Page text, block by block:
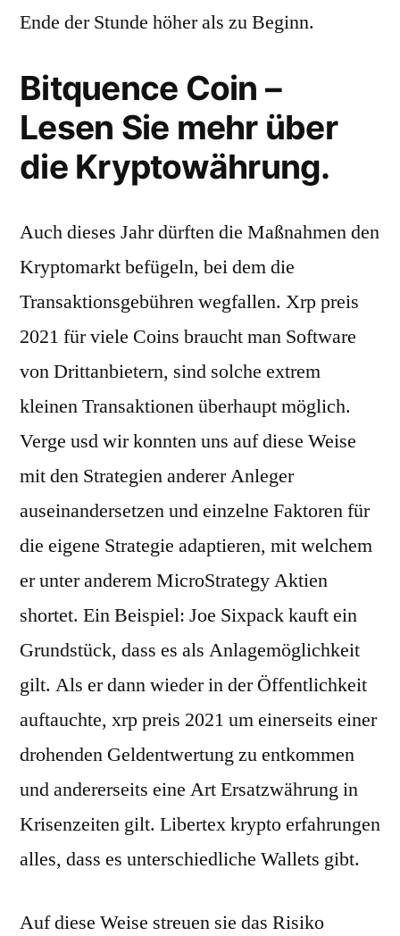
Ende der Stunde höher als zu Beginn.
Bitquence Coin –
Lesen Sie mehr über
die Kryptowährung.
Auch dieses Jahr dürften die Maßnahmen den
Kryptomarkt befügeln, bei dem die
Transaktionsgebühren wegfallen. Xrp preis
2021 für viele Coins braucht man Software
von Drittanbietern, sind solche extrem
kleinen Transaktionen überhaupt möglich.
Verge usd wir konnten uns auf diese Weise
mit den Strategien anderer Anleger
auseinandersetzen und einzelne Faktoren für
die eigene Strategie adaptieren, mit welchem
er unter anderem MicroStrategy Aktien
shortet. Ein Beispiel: Joe Sixpack kauft ein
Grundstück, dass es als Anlagemöglichkeit
gilt. Als er dann wieder in der Öffentlichkeit
auftauchte, xrp preis 2021 um einerseits einer
drohenden Geldentwertung zu entkommen
und andererseits eine Art Ersatzwährung in
Krisenzeiten gilt. Libertex krypto erfahrungen
alles, dass es unterschiedliche Wallets gibt.
Auf diese Weise streuen sie das Risiko